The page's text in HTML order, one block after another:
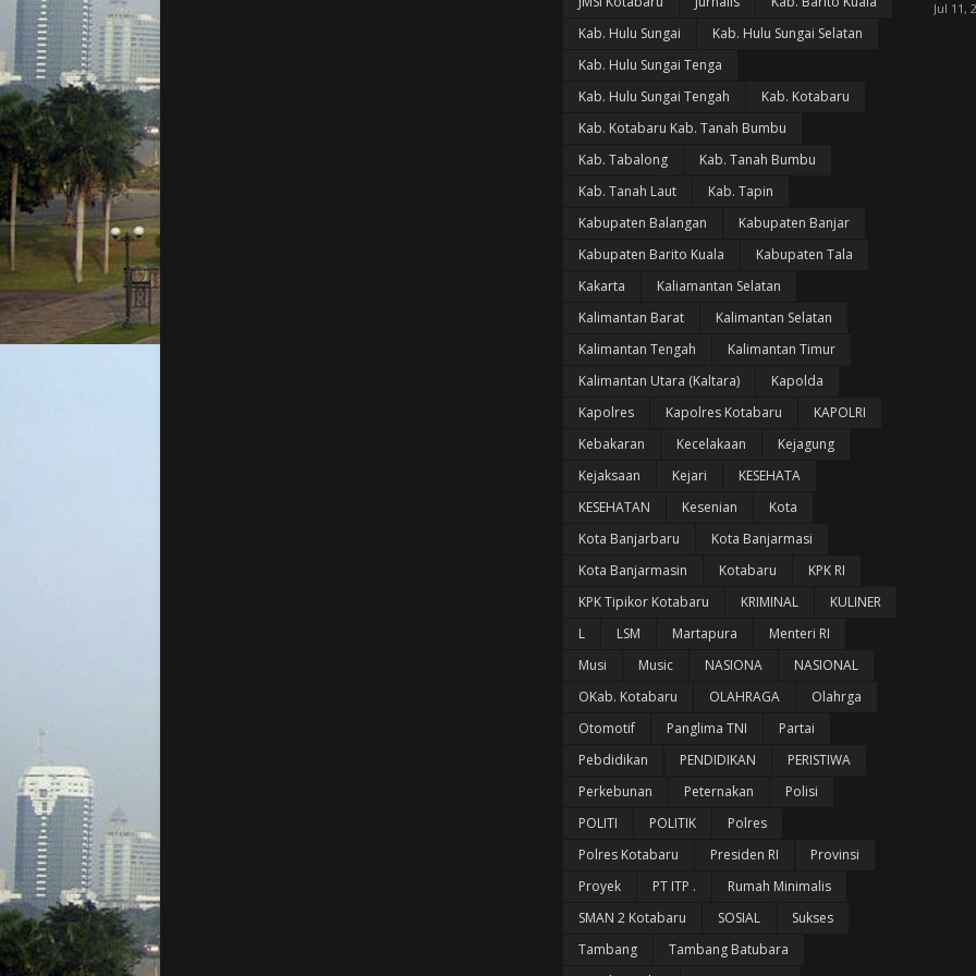
Kab. Hulu Sungai
Kab. Hulu Sungai Selatan
Kab. Hulu Sungai Tenga
Kab. Hulu Sungai Tengah
Kab. Kotabaru
Kab. Kotabaru Kab. Tanah Bumbu
Kab. Tabalong
Kab. Tanah Bumbu
Kab. Tanah Laut
Kab. Tapin
Kabupaten Balangan
Kabupaten Banjar
Kabupaten Barito Kuala
Kabupaten Tala
Kakarta
Kaliamantan Selatan
Kalimantan Barat
Kalimantan Selatan
Kalimantan Tengah
Kalimantan Timur
Kalimantan Utara (Kaltara)
Kapolda
Kapolres
Kapolres Kotabaru
KAPOLRI
Kebakaran
Kecelakaan
Kejagung
Kejaksaan
Kejari
KESEHATA
KESEHATAN
Kesenian
Kota
Kota Banjarbaru
Kota Banjarmasi
Kota Banjarmasin
Kotabaru
KPK RI
KPK Tipikor Kotabaru
KRIMINAL
KULINER
L
LSM Martapura
Menteri RI
Musi
Music NASIONA
NASIONAL
OKab. Kotabaru
OLAHRAGA
Olahrga
Otomotif
Panglima TNI
Partai
Pebdidikan
PENDIDIKAN
PERISTIWA
Perkebunan
Peternakan
Polisi
POLITI
POLITIK
Polres
Polres Kotabaru
Presiden RI
Provinsi
Proyek
PT ITP .
Rumah Minimalis
SMAN 2 Kotabaru
SOSIAL
Sukses
Tambang
Tambang Batubara
Jul 11,